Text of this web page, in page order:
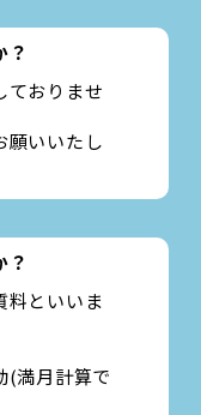
？
ておりませ
願いいたし
？
料といいま
(満月計算で